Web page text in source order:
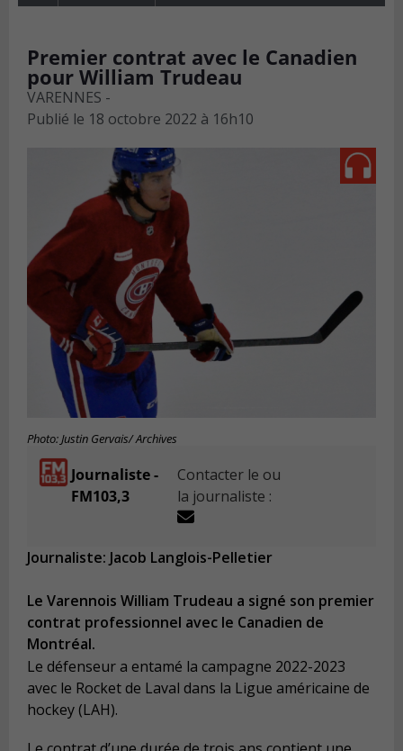
Premier contrat avec le Canadien
pour William Trudeau
VARENNES -
Publié le 18 octobre 2022 à 16h10
Photo: Justin Gervais/ Archives
Journaliste -
FM103,3
Contacter le ou
la journaliste :
Journaliste: Jacob Langlois-Pelletier
Le Varennois William Trudeau a signé son premier
contrat professionnel avec le Canadien de
Montréal.
Le défenseur a entamé la campagne 2022-2023
avec le Rocket de Laval dans la Ligue américaine de
hockey (LAH).